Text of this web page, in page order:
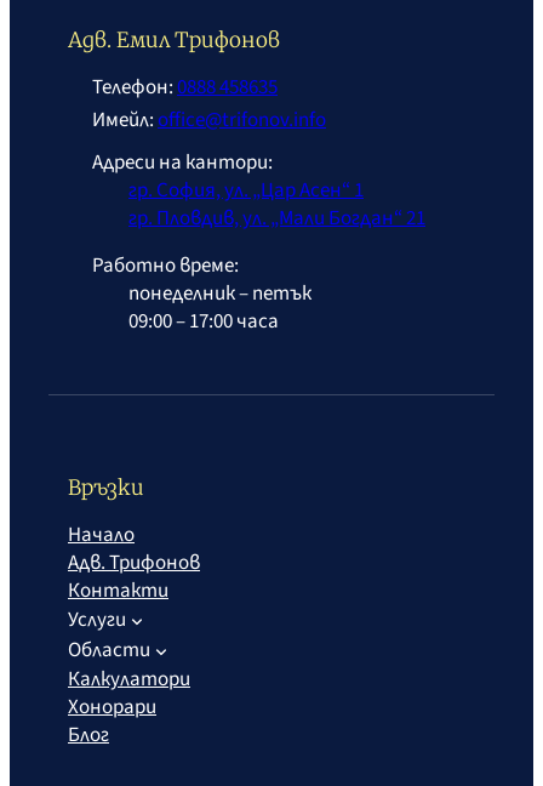
Адв. Емил Трифонов
Телефон:0888 458635
Имейл:office@trifonov.info
Адреси на кантори:
гр. София, ул. „Цар Асен“ 1
гр. Пловдив, ул. „Мали Богдан“ 21
Работно време:
понеделник – петък
09:00 – 17:00 часа
Връзки
Начало
Адв. Трифонов
Контакти
Услуги
Области
Калкулатори
Хонорари
Блог